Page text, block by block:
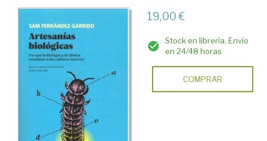
19,00 €
Stock en librería. Envío
en 24/48 horas
COMPRAR